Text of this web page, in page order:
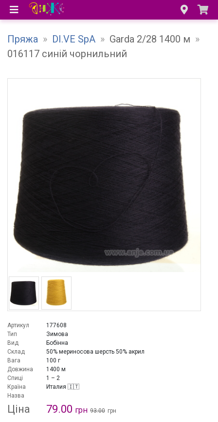
Пряжа » DI.VE SpA » Garda 2/28 1400 м »
016117 синій чорнильний
Артикул
177608
Тип
Зимова
Вид
Бобінна
Склад
50% мериносова шерсть 50% акрил
Вага
100 г
Довжина
1400 м
Спиці
1 – 2
Країна
Италия 🇮🇹
Назва
Ціна 79.00 грн 93.00 грн